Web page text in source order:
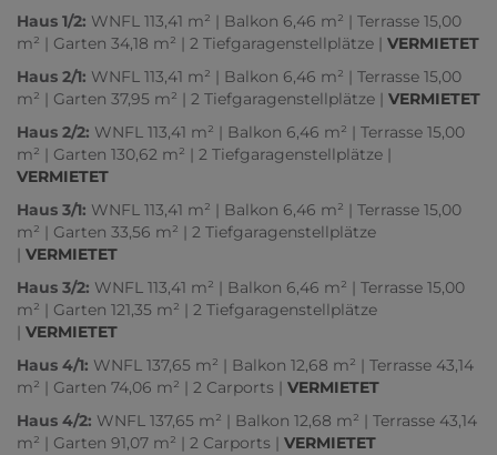
Haus 1/2: WNFL 113,41 m² | Balkon 6,46 m² | Terrasse 15,00
m² | Garten 34,18 m² | 2 Tiefgaragenstellplätze | VERMIETET
Haus 2/1: WNFL 113,41 m² | Balkon 6,46 m² | Terrasse 15,00
m² | Garten 37,95 m² | 2 Tiefgaragenstellplätze | VERMIETET
Haus 2/2: WNFL 113,41 m² | Balkon 6,46 m² | Terrasse 15,00
m² | Garten 130,62 m² | 2 Tiefgaragenstellplätze |
VERMIETET
Haus 3/1: WNFL 113,41 m² | Balkon 6,46 m² | Terrasse 15,00
m² | Garten 33,56 m² | 2 Tiefgaragenstellplätze
VERMIETET
Haus 3/2: WNFL 113,41 m² | Balkon 6,46 m² | Terrasse 15,00
m² | Garten 121,35 m² | 2 Tiefgaragenstellplätze
VERMIETET
Haus 4/1: WNFL 137,65 m² | Balkon 12,68 m² | Terrasse 43,14
m² | Garten 74,06 m² | 2 Carports | VERMIETET
Haus 4/2: WNFL 137,65 m² | Balkon 12,68 m² | Terrasse 43,14
m² | Garten 91,07 m² | 2 Carports | VERMIETET